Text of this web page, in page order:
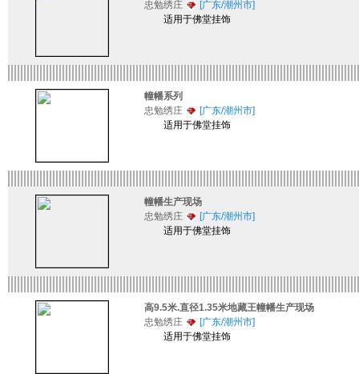
忠勉绣庄
[广东/潮州市]
适用于佛堂挂饰
幢幡系列
忠勉绣庄
[广东/潮州市]
适用于佛堂挂饰
幢幡生产现场
忠勉绣庄
[广东/潮州市]
适用于佛堂挂饰
高9.5米.直径1.35米地藏王幢幡生产现场
忠勉绣庄
[广东/潮州市]
适用于佛堂挂饰